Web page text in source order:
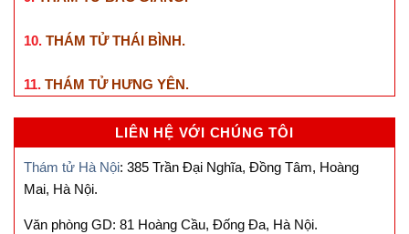
10. THÁM TỬ THÁI BÌNH.
11. THÁM TỬ HƯNG YÊN.
LIÊN HỆ VỚI CHÚNG TÔI
Thám tử Hà Nội: 385 Trần Đại Nghĩa, Đồng Tâm, Hoàng
Mai, Hà Nội.
Văn phòng GD: 81 Hoàng Cầu, Đống Đa, Hà Nội.